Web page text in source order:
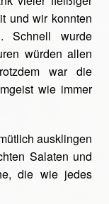
und wir konnten
Schnell wurde
würden allen
war die
wie immer
ausklingen
Salaten und
die wie jedes